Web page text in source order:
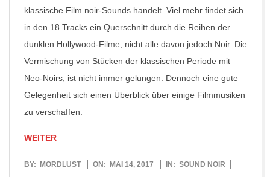
klassische Film noir-Sounds handelt. Viel mehr findet sich
in den 18 Tracks ein Querschnitt durch die Reihen der
dunklen Hollywood-Filme, nicht alle davon jedoch Noir. Die
Vermischung von Stücken der klassischen Periode mit
Neo-Noirs, ist nicht immer gelungen. Dennoch eine gute
Gelegenheit sich einen Überblick über einige Filmmusiken
zu verschaffen.
WEITER
2017-
BY: MORDLUST ON: MAI 14, 2017 IN: SOUND NOIR